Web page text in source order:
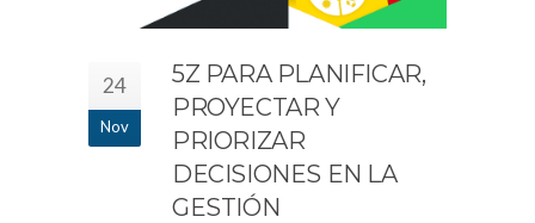
24
Nov
5Z PARA PLANIFICAR,
PROYECTAR Y
PRIORIZAR
DECISIONES EN LA
GESTIÓN